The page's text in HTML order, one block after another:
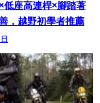
低座高連桿×腳踏著
，越野初學者推薦